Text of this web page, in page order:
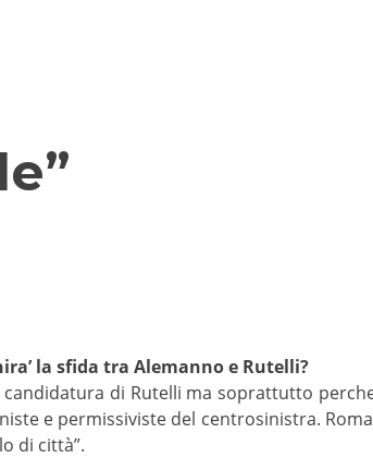
la sfida tra Alemanno e Rutelli?
di Rutelli ma soprattutto
e permissiviste del centrosinistra.
di città”.